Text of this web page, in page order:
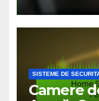
SISTEME DE
Camere